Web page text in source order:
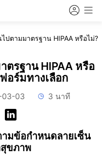
ไปตามมาตรฐาน HIPAA หรือไม่?
ตรฐาน HIPAA หรือ
อร์มทางเลือก
03 3 นาที
มข้อกำหนดลายเซ็น
ขภาพ